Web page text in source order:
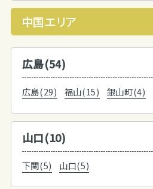
中国エリア
広島(54)
広島(29) 福山(15) 銀山町(4)
山口(10)
下関(5) 山口(5)